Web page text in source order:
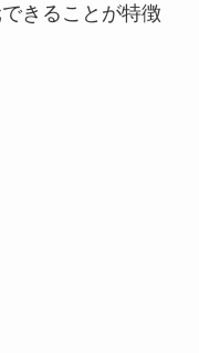
きることが特徴